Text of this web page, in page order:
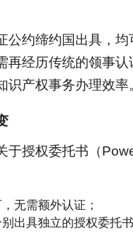
公约缔约国出具，
再经历传统的领事
产权事务办理效率
于授权委托书（
无需额外认证；
出具独立的授权委托